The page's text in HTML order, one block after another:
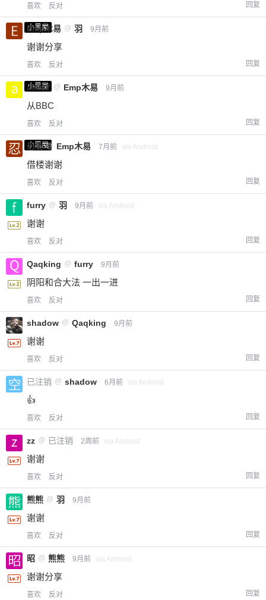
喜欢 反对 回复
小黑屋
Emp木易 @ 羽 9月前
谢谢分享
喜欢 反对 回复
小黑屋
a0987 @ Emp木易 9月前
从BBC
喜欢 反对 回复
小黑屋
忍者 @ Emp木易 7月前 via Android
借楼谢谢
喜欢 反对 回复
furry @ 羽 9月前 via Android
谢谢
喜欢 反对 回复
Qaqking @ furry 9月前
阴阳和合大法 一出一进
喜欢 反对 回复
shadow @ Qaqking 9月前
谢谢
喜欢 反对 回复
已注销 @ shadow 6月前 via Android
👍
喜欢 反对 回复
zz @ 已注销 2周前 via Android
谢谢
喜欢 反对 回复
熊熊 @ 羽 9月前
谢谢
喜欢 反对 回复
昭 @ 熊熊 9月前 via Android
谢谢分享
喜欢 反对 回复